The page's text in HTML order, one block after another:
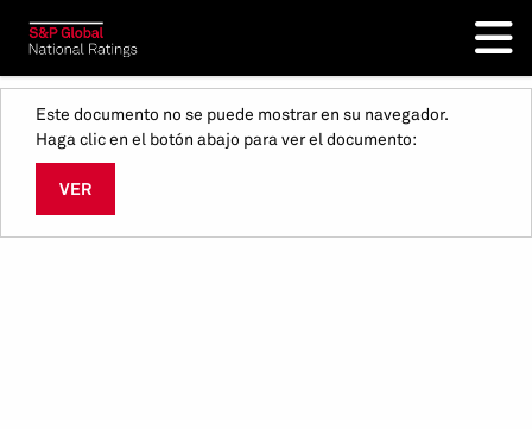
Este documento no se puede mostrar en su navegador.
Haga clic en el botón abajo para ver el documento:
VER